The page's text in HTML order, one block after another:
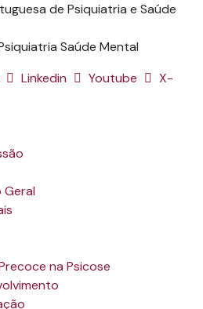
Saúde Mental
Linkedin Youtube
X-
Geral
na Psicose